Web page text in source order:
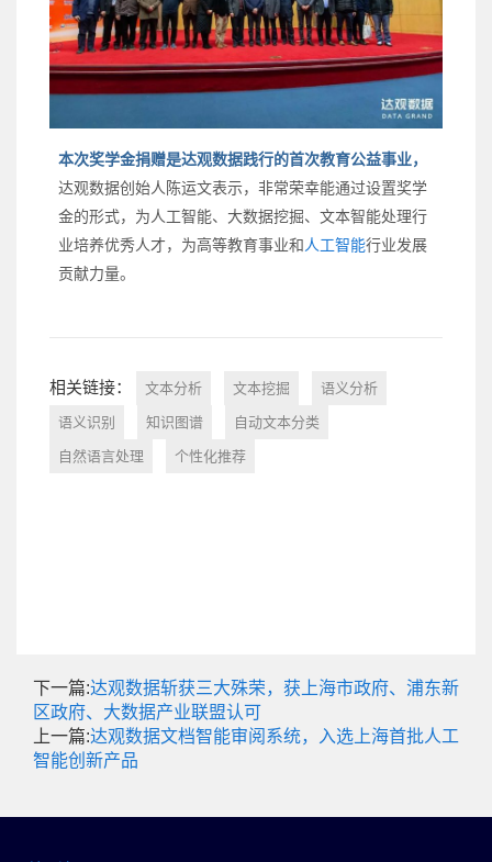
本次奖学金捐赠是达观数据践行的首次教育公益事业，
达观数据创始人陈运文表示，非常荣幸能通过设置奖学
金的形式，为人工智能、大数据挖掘、文本智能处理行
业培养优秀人才，为高等教育事业和人工智能行业发展
贡献力量。
相关链接： 文本分析 文本挖掘 语义分析
语义识别 知识图谱 自动文本分类
自然语言处理 个性化推荐
下一篇:达观数据斩获三大殊荣，获上海市政府、浦东新
区政府、大数据产业联盟认可
上一篇:达观数据文档智能审阅系统，入选上海首批人工
智能创新产品